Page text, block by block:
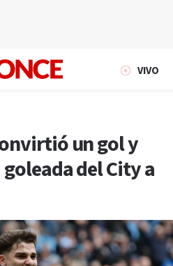
VIVO
un gol y
del City a